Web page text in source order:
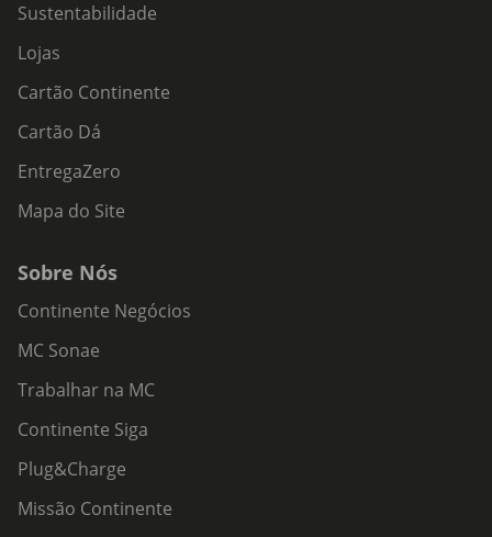
Sustentabilidade
Lojas
Cartão Continente
Cartão Dá
EntregaZero
Mapa do Site
Sobre Nós
Continente Negócios
MC Sonae
Trabalhar na MC
Continente Siga
Plug&Charge
Missão Continente